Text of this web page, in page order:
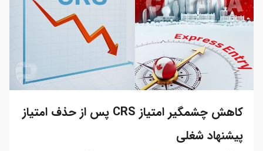
کاهش چشمگیر امتیاز CRS پس از حذف امتیاز
پیشنهاد شغلی